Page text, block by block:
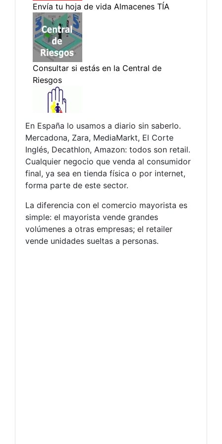
En España lo usamos a diario sin saberlo.
Mercadona, Zara, MediaMarkt, El Corte
Inglés, Decathlon, Amazon: todos son retail.
Cualquier negocio que venda al consumidor
final, ya sea en tienda física o por internet,
forma parte de este sector.
La diferencia con el comercio mayorista es
simple: el mayorista vende grandes
volúmenes a otras empresas; el retailer
vende unidades sueltas a personas.